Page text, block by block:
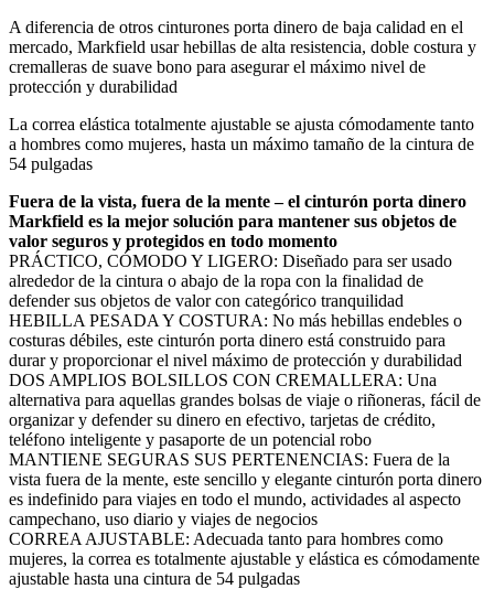
A diferencia de otros cinturones porta dinero de baja calidad en el
mercado, Markfield usar hebillas de alta resistencia, doble costura y
cremalleras de suave bono para asegurar el máximo nivel de
protección y durabilidad
La correa elástica totalmente ajustable se ajusta cómodamente tanto
a hombres como mujeres, hasta un máximo tamaño de la cintura de
54 pulgadas
Fuera de la vista, fuera de la mente – el cinturón porta dinero
Markfield es la mejor solución para mantener sus objetos de
valor seguros y protegidos en todo momento
PRÁCTICO, CÓMODO Y LIGERO: Diseñado para ser usado
alrededor de la cintura o abajo de la ropa con la finalidad de
defender sus objetos de valor con categórico tranquilidad
HEBILLA PESADA Y COSTURA: No más hebillas endebles o
costuras débiles, este cinturón porta dinero está construido para
durar y proporcionar el nivel máximo de protección y durabilidad
DOS AMPLIOS BOLSILLOS CON CREMALLERA: Una
alternativa para aquellas grandes bolsas de viaje o riñoneras, fácil de
organizar y defender su dinero en efectivo, tarjetas de crédito,
teléfono inteligente y pasaporte de un potencial robo
MANTIENE SEGURAS SUS PERTENENCIAS: Fuera de la
vista fuera de la mente, este sencillo y elegante cinturón porta dinero
es indefinido para viajes en todo el mundo, actividades al aspecto
campechano, uso diario y viajes de negocios
CORREA AJUSTABLE: Adecuada tanto para hombres como
mujeres, la correa es totalmente ajustable y elástica es cómodamente
ajustable hasta una cintura de 54 pulgadas